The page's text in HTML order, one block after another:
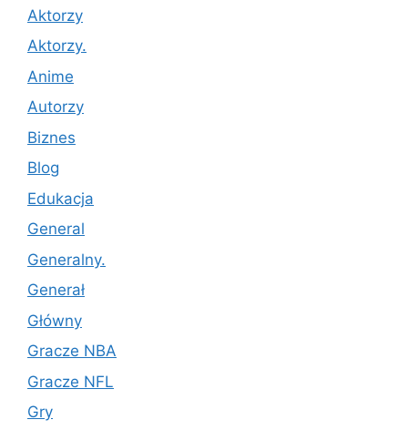
Aktorzy
Aktorzy.
Anime
Autorzy
Biznes
Blog
Edukacja
General
Generalny.
Generał
Główny
Gracze NBA
Gracze NFL
Gry